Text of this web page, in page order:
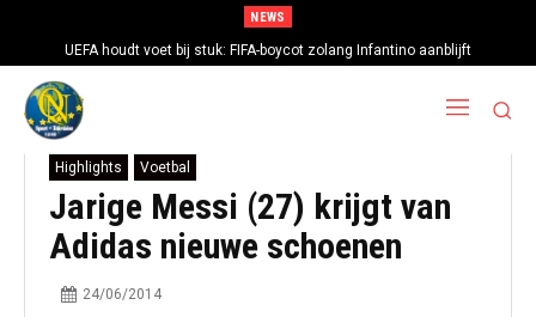
NEWS
UEFA houdt voet bij stuk: FIFA-boycot zolang Infantino aanblijft
Highlights Voetbal
Jarige Messi (27) krijgt van
Adidas nieuwe schoenen
24/06/2014